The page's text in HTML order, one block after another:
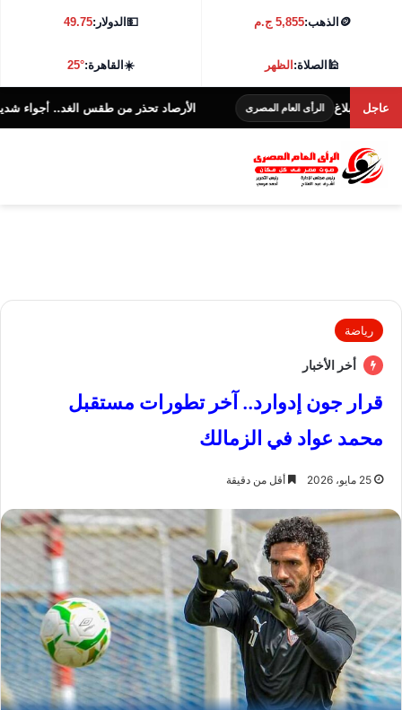
🪙 الذهب:5,855 ج.م 💵الدولار:49.75
🕌الصلاة:الظهر ☀️القاهرة:25°
عاجلالرأى العام المصرى الأرصاد تحذر من طقس الغد.. أجواء شديدة الحرارة و38 درجة
رياضة
أخر الأخبار
قرار جون إدوارد.. آخر تطورات مستقبل
محمد عواد في الزمالك
25 مايو، 2026 أقل من دقيقة